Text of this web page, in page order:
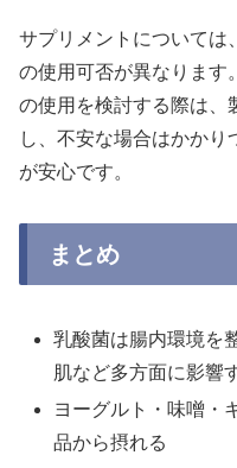
サプリメントについては
の使用可否が異なります
の使用を検討する際は、
し、不安な場合はかか
が安心です。
まとめ
乳酸菌は腸内環境を
肌など多方面に影響
ヨーグルト・味噌・
品から摂れる